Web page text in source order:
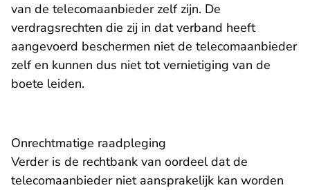
van de telecomaanbieder zelf zijn. De
verdragsrechten die zij in dat verband heeft
aangevoerd beschermen niet de telecomaanbieder
zelf en kunnen dus niet tot vernietiging van de
boete leiden.
Onrechtmatige raadpleging
Verder is de rechtbank van oordeel dat de
telecomaanbieder niet aansprakelijk kan worden